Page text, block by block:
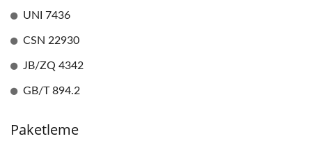
UNI 7436
CSN 22930
JB/ZQ 4342
GB/T 894.2
Paketleme